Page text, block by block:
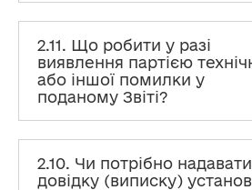
2.11. Що робити у разі
виявлення партією
або іншої помилки у
поданому Звіті?
2.10. Чи потрібно надавати
довідку (виписку) установ